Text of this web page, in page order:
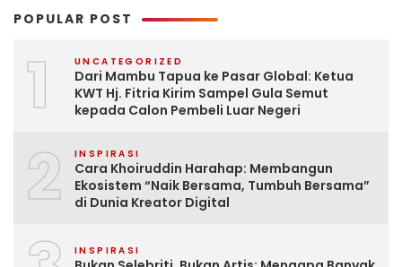
POPULAR POST
1 UNCATEGORIZED
Dari Mambu Tapua ke Pasar Global: Ketua
KWT Hj. Fitria Kirim Sampel Gula Semut
kepada Calon Pembeli Luar Negeri
2 INSPIRASI
Cara Khoiruddin Harahap: Membangun
Ekosistem “Naik Bersama, Tumbuh Bersama”
di Dunia Kreator Digital
INSPIRASI